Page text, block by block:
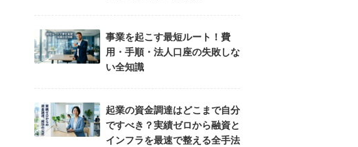
事業を起こす最短ルート！費
用・手順・法人口座の失敗しな
い全知識
起業の資金調達はどこまで自分
ですべき？実績ゼロから融資と
インフラを最速で整える全手法